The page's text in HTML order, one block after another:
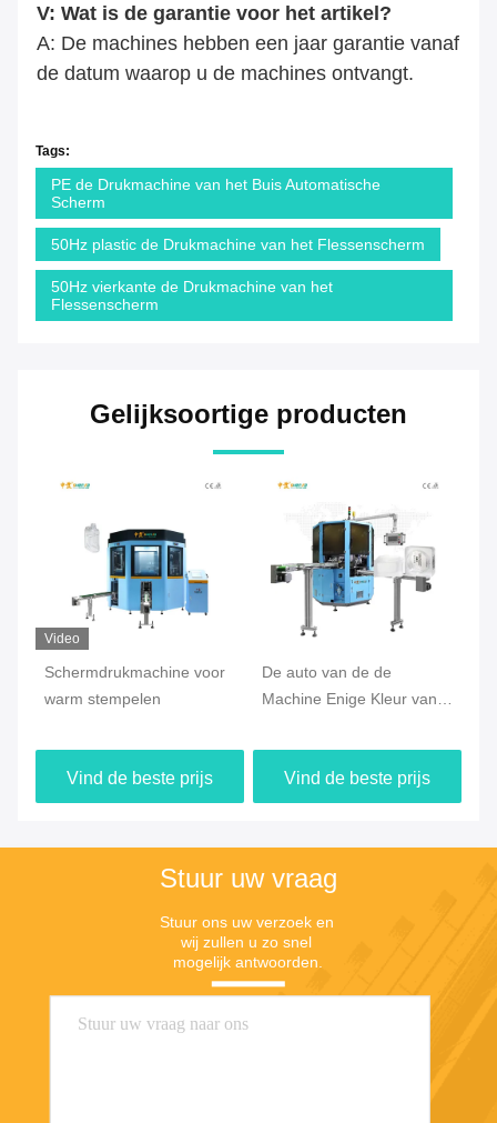
V: Wat is de garantie voor het artikel?
A: De machines hebben een jaar garantie vanaf
de datum waarop u de machines ontvangt.
Tags:
PE de Drukmachine van het Buis Automatische
Scherm
50Hz plastic de Drukmachine van het Flessenscherm
50Hz vierkante de Drukmachine van het
Flessenscherm
Gelijksoortige producten
Video
Schermdrukmachine voor
warm stempelen
Vind de beste prijs
De auto van de de
Machine Enige Kleur van
Machine van de het
Schermdruk
Vind de beste prijs
Stuur uw vraag
Stuur ons uw verzoek en
wij zullen u zo snel
mogelijk antwoorden.